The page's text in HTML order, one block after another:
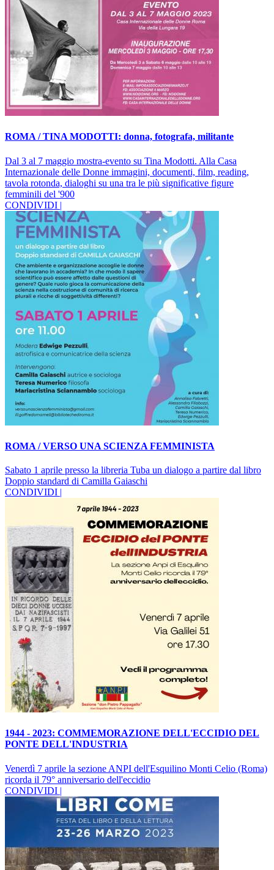
ROMA / TINA MODOTTI: donna, fotografa, militante
Dal 3 al 7 maggio mostra-evento su Tina Modotti. Alla Casa
Internazionale delle Donne immagini, documenti, film, reading,
tavola rotonda, dialoghi su una tra le più significative figure
femminili del '900
CONDIVIDI |
ROMA / VERSO UNA SCIENZA FEMMINISTA
Sabato 1 aprile presso la libreria Tuba un dialogo a partire dal libro
Doppio standard di Camilla Gaiaschi
CONDIVIDI |
1944 - 2023: COMMEMORAZIONE DELL'ECCIDIO DEL
PONTE DELL'INDUSTRIA
Venerdì 7 aprile la sezione ANPI dell'Esquilino Monti Celio (Roma)
ricorda il 79° anniversario dell'eccidio
CONDIVIDI |